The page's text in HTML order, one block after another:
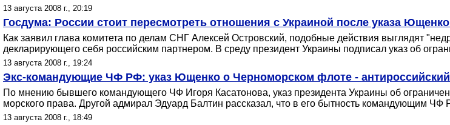
13 августа 2008 г., 20:19
Госдума: России стоит пересмотреть отношения с Украиной после указа
Как заявил глава комитета по делам СНГ Алексей Островский, подобные действия выглядят
декларирующего себя российским партнером. В среду президент Украины подписал указ об
13 августа 2008 г., 19:24
Экс-командующие ЧФ РФ: указ Ющенко о Черноморском флоте - антироссийский
По мнению бывшего командующего ЧФ Игоря Касатонова, указ президента Украины об
морского права. Другой адмирал Эдуард Балтин рассказал, что в его бытность командующим
13 августа 2008 г., 18:49